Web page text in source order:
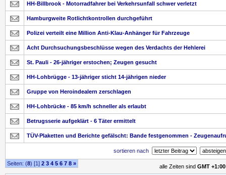
HH-Billbrook - Motorradfahrer bei Verkehrsunfall schwer verletzt
Hamburgweite Rotlichtkontrollen durchgeführt
Polizei verteilt eine Million Anti-Klau-Anhänger für Fahrzeuge
Acht Durchsuchungsbeschlüsse wegen des Verdachts der Hehlerei
St. Pauli - 26-jähriger erstochen; Zeugen gesucht
HH-Lohbrügge - 13-jähriger sticht 14-jährigen nieder
Gruppe von Heroindealern zerschlagen
HH-Lohbrücke - 85 km/h schneller als erlaubt
Betrugsserie aufgeklärt - 6 Täter ermittelt
TÜV-Plaketten und Berichte gefälscht: Bande festgenommen -
sortieren nach
Seiten: (8) [1] 2 3 4 5 6 7 8 » alle Zeiten sind GMT +1:00